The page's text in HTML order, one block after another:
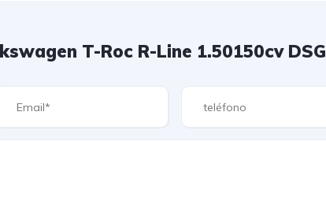
T-Roc R-Line 1.50150cv DSG